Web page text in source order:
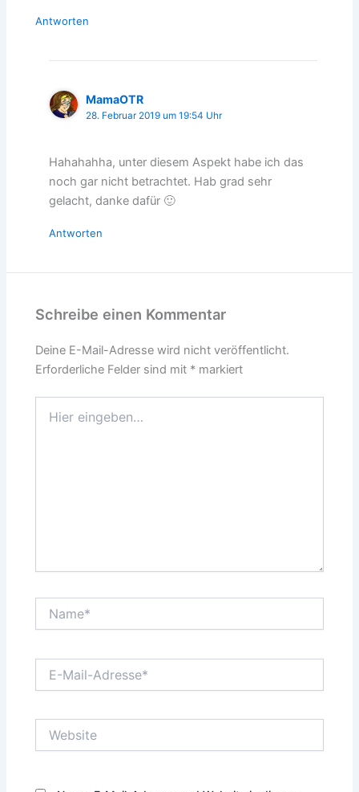
Antworten
MamaOTR
28. Februar 2019 um 19:54 Uhr
Hahahahha, unter diesem Aspekt habe ich das
noch gar nicht betrachtet. Hab grad sehr
gelacht, danke dafür 🙂
Antworten
Schreibe einen Kommentar
Deine E-Mail-Adresse wird nicht veröffentlicht.
Erforderliche Felder sind mit * markiert
eingeben…
Mail-